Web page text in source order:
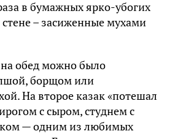
в бумажных ярко-убогих
стене – засиженные мухами
на обед можно было
борщом или
На второе казак «потешал
с сыром, студнем с
— одним из любимых